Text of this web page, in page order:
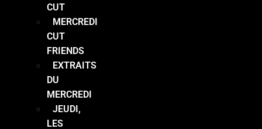
CUT
MERCREDI
CUT
FRIENDS
EXTRAITS
DU
MERCREDI
JEUDI,
LES